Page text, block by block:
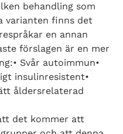
behandling som
varianten finns det
en annan
förslagen är en mer
Svår autoimmun•
insulinresistent•
åldersrelaterad
det kommer att